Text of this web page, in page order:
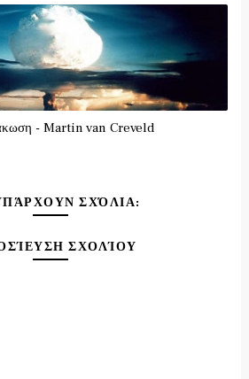
- Martin van Creveld
ΣΧΌΛΙΑ:
ΣΧΟΛΊΟΥ